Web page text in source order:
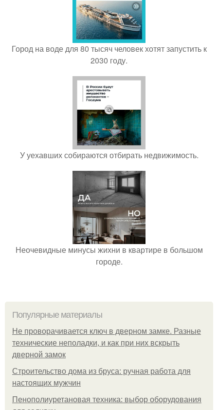
Город на воде для 80 тысяч человек хотят запустить к
2030 году.
У уехавших собираются отбирать недвижимость.
Неочевидные минусы жихни в квартире в большом
городе.
Популярные материалы
Не проворачивается ключ в дверном замке. Разные
технические неполадки, и как при них вскрыть
дверной замок
Строительство дома из бруса: ручная работа для
настоящих мужчин
Пенополиуретановая техника: выбор оборудования